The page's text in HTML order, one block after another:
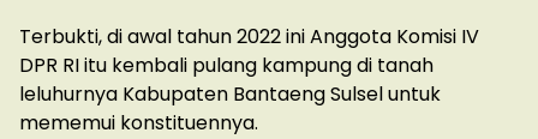
Terbukti, di awal tahun 2022 ini Anggota Komisi IV
DPR RI itu kembali pulang kampung di tanah
leluhurnya Kabupaten Bantaeng Sulsel untuk
mememui konstituennya.